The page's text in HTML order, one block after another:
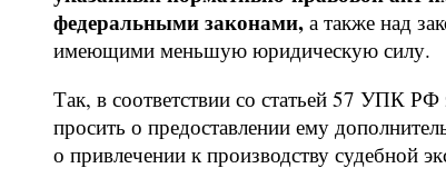
федеральными законами, а также над
имеющими меньшую юридическую силу.
Так, в соответствии со статьей 57 УПК РФ
просить о предоставлении ему
о привлечении к производству судебной